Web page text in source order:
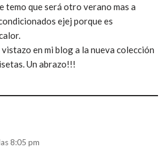
temo que será otro verano mas a
ejej porque es
en mi blog a la nueva colección
Un abrazo!!!
8:05 pm